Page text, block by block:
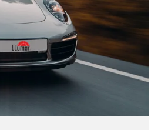
phim LLumar đã đáp ứng được